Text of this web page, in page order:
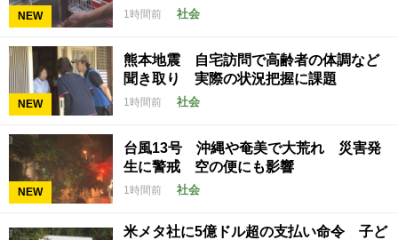
NEW 1時間前 社会
NEW
熊本地震 自宅訪問で高齢者の体調など
聞き取り 実際の状況把握に課題
1時間前 社会
NEW
台風13号 沖縄や奄美で大荒れ 災害発
生に警戒 空の便にも影響
1時間前 社会
米メタ社に5億ドル超の支払い命令 子ど